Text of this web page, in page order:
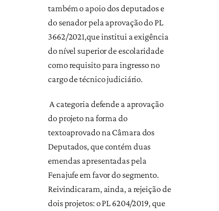
também o apoio dos deputados e
do senador pela aprovação do PL
3662/2021,que institui a exigência
do nível superior de escolaridade
como requisito para ingresso no
cargo de técnico judiciário.
A categoria defende a aprovação
do projeto na forma do
textoaprovado na Câmara dos
Deputados, que contém duas
emendas apresentadas pela
Fenajufe em favor do segmento.
Reivindicaram, ainda, a rejeição de
dois projetos: o PL 6204/2019, que